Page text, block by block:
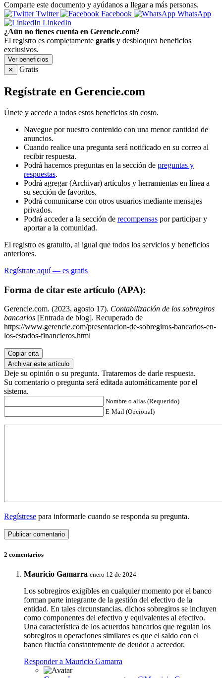
Comparte este documento y ayúdanos a llegar a más personas.
Twitter
Facebook
WhatsApp
LinkedIn
¿Aún no tienes cuenta en Gerencie.com?
El registro es completamente gratis y desbloquea beneficios
exclusivos.
Ver beneficios
✕
Gratis
Regístrate en Gerencie.com
Únete y accede a todos estos beneficios sin costo.
Navegue por nuestro contenido con una menor cantidad de
anuncios.
Cuando realice una pregunta será notificado en su correo al
recibir respuesta.
Podrá hacernos preguntas en la sección de preguntas y
respuestas.
Podrá agregar (Archivar) artículos y herramientas en línea a
su sección de favoritos.
Podrá comunicarse con otros usuarios mediante mensajes
privados.
Podrá acceder a la sección de recompensas por participar y
aportar a la comunidad.
El registro es gratuito, al igual que todos los servicios y beneficios
anteriores.
Regístrate aquí — es gratis
Forma de citar este artículo (APA):
Gerencie.com. (2023, agosto 17). Contabilización de los sobregiros
bancarios [Entrada de blog]. Recuperado de
https://www.gerencie.com/presentacion-de-sobregiros-bancarios-en-
los-estados-financieros.html
Copiar cita
Archivar este artículo
Deje su opinión o su pregunta. Trataremos de darle respuesta.
Su comentario o pregunta será editada automáticamente por el
sistema.
Nombre o alias (Requerido)
E-Mail (Opcional)
Regístrese para informarle cuando se responda su pregunta.
2 comentarios
Mauricio Gamarra enero 12 de 2024
Los sobregiros exigibles en cualquier momento por el banco
forman parte integrante de la gestión del efectivo de la
entidad. En tales circunstancias, dichos sobregiros se incluyen
como componentes del efectivo y equivalentes al efectivo.
Una característica de los acuerdos bancarios que regulan los
sobregiros u operaciones similares es que el saldo con el
banco fluctúa constantemente de deudor a acreedor.
Responder a Mauricio Gamarra